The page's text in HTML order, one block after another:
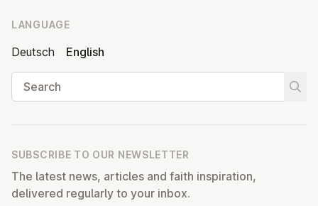
LANGUAGE
Deutsch
English
Search
SUBSCRIBE TO OUR NEWSLETTER
The latest news, articles and faith inspiration,
delivered regularly to your inbox.